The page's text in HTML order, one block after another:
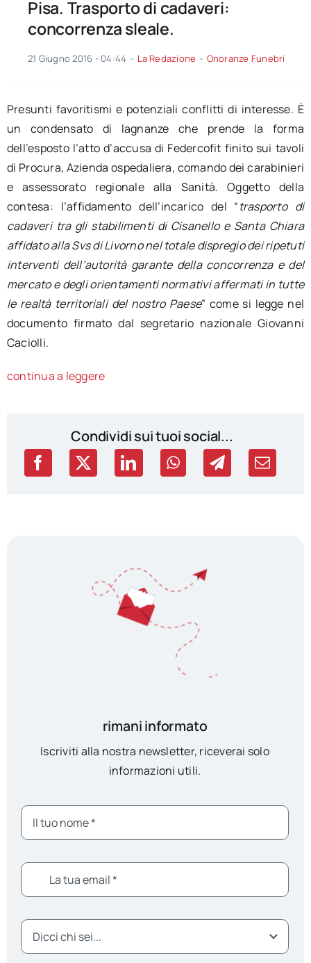
Pisa. Trasporto di cadaveri:
concorrenza sleale.
21 Giugno 2016 - 04:44 - La Redazione - Onoranze Funebri
Presunti favoritismi e potenziali conflitti di interesse. È
un condensato di lagnanze che prende la forma
dell’esposto l’atto d’accusa di Federcofit finito sui tavoli
di Procura, Azienda ospedaliera, comando dei carabinieri
e assessorato regionale alla Sanità. Oggetto della
contesa: l’affidamento dell’incarico del “trasporto di
cadaveri tra gli stabilimenti di Cisanello e Santa Chiara
affidato alla Svs di Livorno nel totale dispregio dei ripetuti
interventi dell’autorità garante della concorrenza e del
mercato e degli orientamenti normativi affermati in tutte
le realtà territoriali del nostro Paese” come si legge nel
documento firmato dal segretario nazionale Giovanni
Caciolli.
continua a leggere
Condividi sui tuoi social...
rimani informato
Iscriviti alla nostra newsletter, riceverai solo
informazioni utili.